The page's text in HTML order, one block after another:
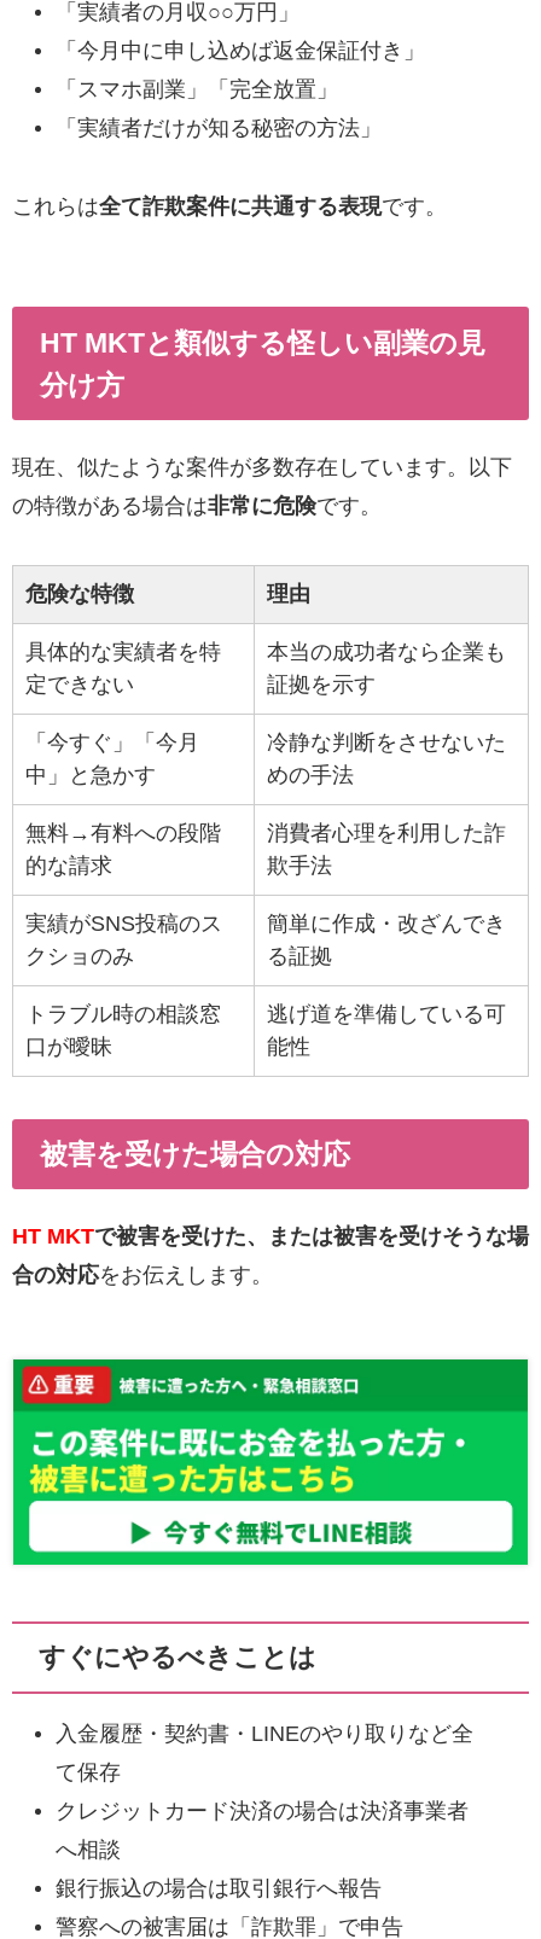
「実績者の月収○○万円」
「今月中に申し込めば返金保証付き」
「スマホ副業」「完全放置」
「実績者だけが知る秘密の方法」
これらは全て詐欺案件に共通する表現です。
HT MKTと類似する怪しい副業の見
分け方
現在、似たような案件が多数存在しています。以下
の特徴がある場合は非常に危険です。
危険な特徴 理由
具体的な実績者を特
定できない
本当の成功者なら企業も
証拠を示す
「今すぐ」「今月
中」と急かす
冷静な判断をさせないた
めの手法
無料→有料への段階
的な請求
消費者心理を利用した詐
欺手法
実績がSNS投稿のス
クショのみ
簡単に作成・改ざんでき
る証拠
トラブル時の相談窓
口が曖昧
逃げ道を準備している可
能性
被害を受けた場合の対応
HT MKTで被害を受けた、または被害を受けそうな場
合の対応をお伝えします。
すぐにやるべきことは
入金履歴・契約書・LINEのやり取りなど全
て保存
クレジットカード決済の場合は決済事業者
へ相談
銀行振込の場合は取引銀行へ報告
警察への被害届は「詐欺罪」で申告